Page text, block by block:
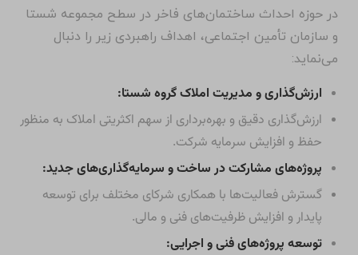
در حوزه احداث ساختمان‌های فاخر در سطح مجموعه شستا
و سازمان تأمین اجتماعی، اهداف راهبردی زیر را دنبال
می‌نماید:
ارزش‌گذاری و مدیریت املاک گروه شستا:
ارزش‌گذاری دقیق و بهره‌برداری از سهم اکثریتی املاک به منظور
حفظ و افزایش سرمایه شرکت.
پروژه‌های مشارکت در ساخت و سرمایه‌گذاری‌های جدید:
گسترش فعالیت‌ها با همکاری شرکای مختلف برای توسعه
پایدار و افزایش ظرفیت‌های فنی و مالی.
توسعه پروژه‌های فنی و اجرایی: